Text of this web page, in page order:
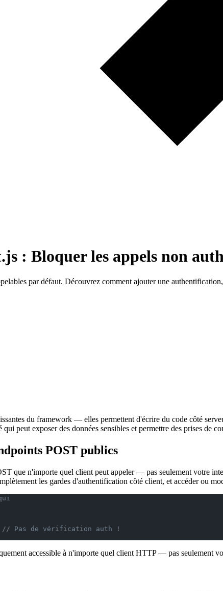
: Bloquer les appels non
par défaut. Découvrez comment ajouter une
du framework — elles permettent d'écrire du code côté
peut exposer des données sensibles et permettre des prises de
POST publics
que n'importe quel client peut appeler — pas seulement votre
les gardes d'authentification côté client, et accéder ou
// Pas de vérification auth !
accessible à n'importe quel client HTTP — pas seulement